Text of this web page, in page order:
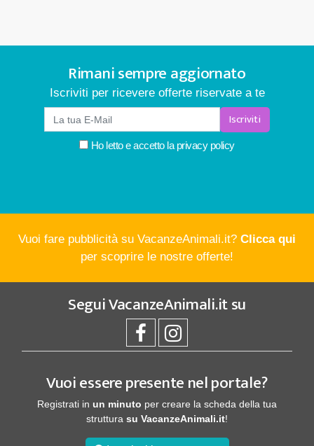
Rimani sempre aggiornato
Iscriviti per ricevere offerte riservate a te
Iscriviti
Ho letto e accetto laprivacy policy
Vuoi fare pubblicità su VacanzeAnimali.it? Clicca qui
per scoprire le nostre offerte!
SeguiVacanzeAnimali.itsu
Vuoi essere presente nel portale?
Registrati in un minuto per creare la scheda della tua
struttura su VacanzeAnimali.it!